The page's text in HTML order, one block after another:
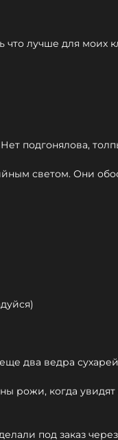
что лучше для моих
подгонялова,
светом. Они
два ведра
рожи, когда
под заказ